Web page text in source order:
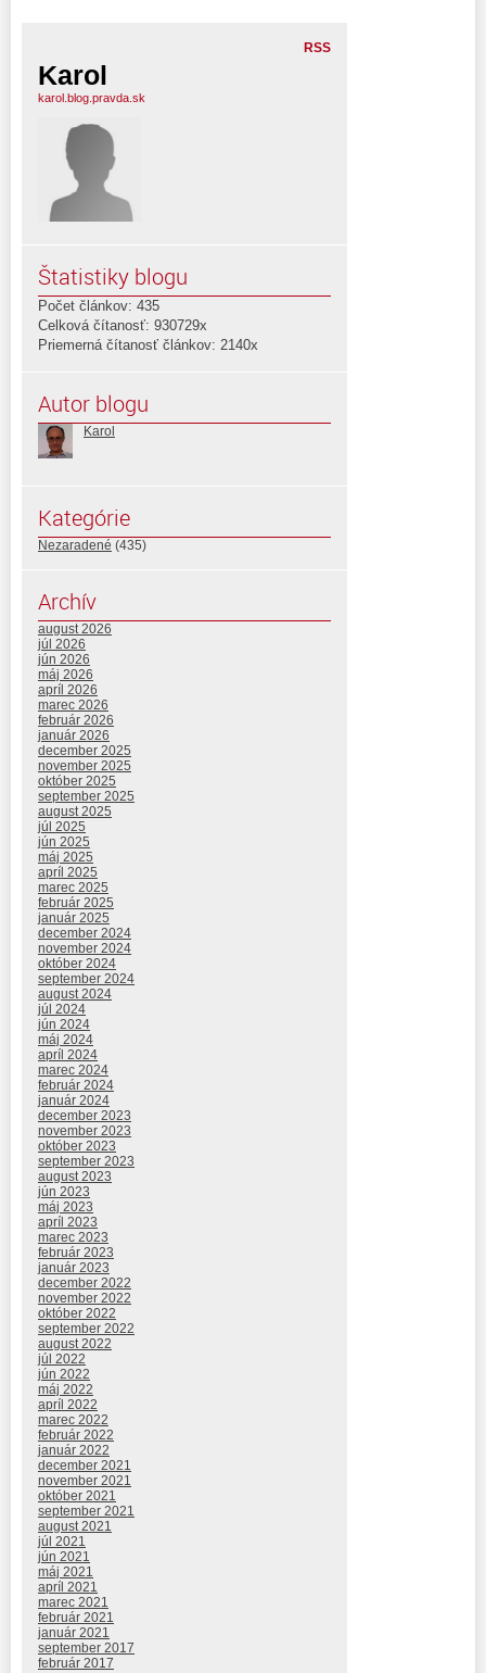
RSS
Karol
karol.blog.pravda.sk
Štatistiky blogu
Počet článkov: 435
Celková čítanosť: 930729x
Priemerná čítanosť článkov: 2140x
Autor blogu
Karol
Kategórie
Nezaradené (435)
Archív
august 2026
júl 2026
jún 2026
máj 2026
apríl 2026
marec 2026
február 2026
január 2026
december 2025
november 2025
október 2025
september 2025
august 2025
júl 2025
jún 2025
máj 2025
apríl 2025
marec 2025
február 2025
január 2025
december 2024
november 2024
október 2024
september 2024
august 2024
júl 2024
jún 2024
máj 2024
apríl 2024
marec 2024
február 2024
január 2024
december 2023
november 2023
október 2023
september 2023
august 2023
jún 2023
máj 2023
apríl 2023
marec 2023
február 2023
január 2023
december 2022
november 2022
október 2022
september 2022
august 2022
júl 2022
jún 2022
máj 2022
apríl 2022
marec 2022
február 2022
január 2022
december 2021
november 2021
október 2021
september 2021
august 2021
júl 2021
jún 2021
máj 2021
apríl 2021
marec 2021
február 2021
január 2021
september 2017
február 2017